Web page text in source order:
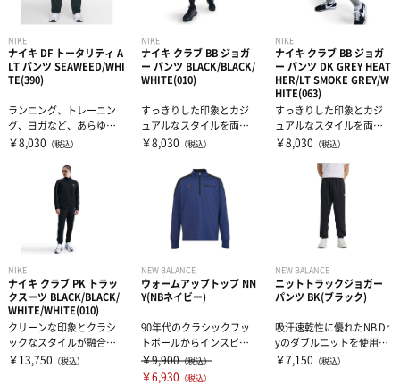
NIKE
ナイキ DF トータリティ A
LT パンツ SEAWEED/WHI
TE(390)
ランニング、トレーニン
グ、ヨガなど、あらゆる
アクティビティに適した
￥8,030 （税込）
NIKE
ナイキ クラブ BB ジョガ
ー パンツ BLACK/BLACK/
WHITE(010)
すっきりした印象とカジ
ュアルなスタイルを両立
させたクラシックなジョ
￥8,030 （税込）
NIKE
ナイキ クラブ BB ジョガ
ー パンツ DK GREY HEAT
HER/LT SMOKE GREY/W
HITE(063)
すっきりした印象とカジ
ュアルなスタイルを両立
させたクラシックなジョ
￥8,030 （税込）
NIKE
ナイキ クラブ PK トラッ
クスーツ BLACK/BLACK/
WHITE/WHITE(010)
クリーンな印象とクラシ
ックなスタイルが融合し
た快適なトラックスー
￥13,750 （税込）
NEW BALANCE
ウォームアップトップ NN
Y(NBネイビー)
90年代のクラシックフッ
トボールからインスピレ
ーションを受けたBLACKO
UTコ...
￥9,900（税込）
￥6,930 （税込）
NEW BALANCE
ニットトラックジョガー
パンツ BK(ブラック)
吸汗速乾性に優れたNB Dr
yのダブルニットを使用し
たトラックパンツ。足元
￥7,150 （税込）